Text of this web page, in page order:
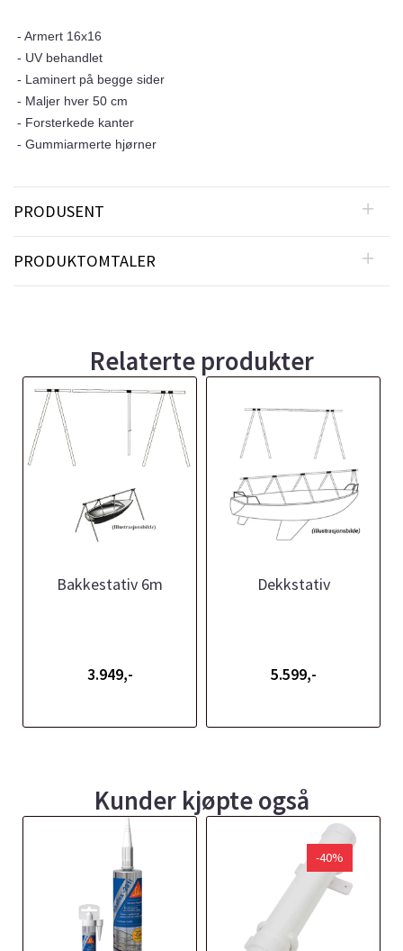
- Armert 16x16
- UV behandlet
- Laminert på begge sider
- Maljer hver 50 cm
- Forsterkede kanter
- Gummiarmerte hjørner
PRODUSENT
PRODUKTOMTALER
Relaterte produkter
Bakkestativ 6m
3.949,-
Dekkstativ
5.599,-
Kunder kjøpte også
-40%